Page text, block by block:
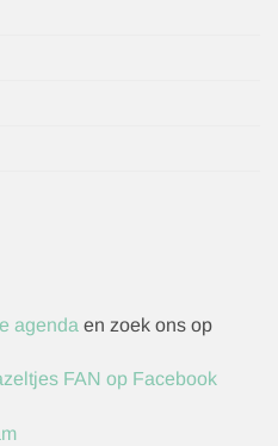
agenda en zoek ons op
FAN op Facebook